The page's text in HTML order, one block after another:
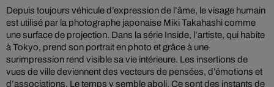
Depuis toujours véhicule d’expression de l’âme, le visage humain
est utilisé par la photographe japonaise Miki Takahashi comme
une surface de projection. Dans la série Inside, l’artiste, qui habite
à Tokyo, prend son portrait en photo et grâce à une
surimpression rend visible sa vie intérieure. Les insertions de
vues de ville deviennent des vecteurs de pensées, d’émotions et
d’associations. Le temps y semble aboli. Ce sont des instants de